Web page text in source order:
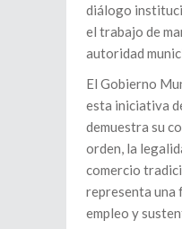
diálogo
el trabajo de
autoridad
El Gobierno
esta iniciativa
demuestra su
orden, la
comercio
representa una
empleo y